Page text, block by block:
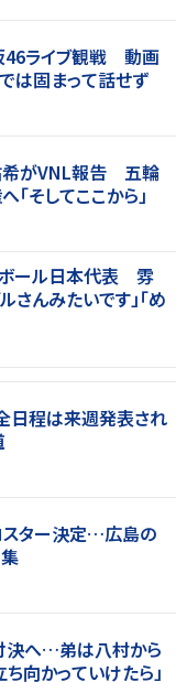
46ライブ観戦 動画
は固まって話せず
希がVNL報告 五輪
そしてここから」
ボール日本代表 雰
んみたいです」「め
日程は来週発表され
ター決定…広島の
決へ…弟は八村から
向かっていけたら」